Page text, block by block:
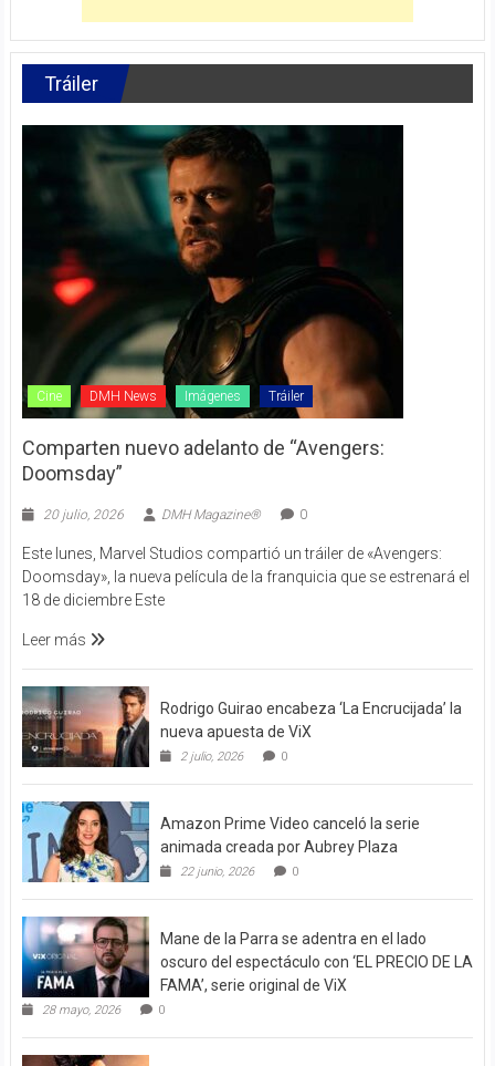
Tráiler
Cine DMH News Imágenes Tráiler
Comparten nuevo adelanto de “Avengers:
Doomsday”
20 julio, 2026 DMH Magazine® 0
Este lunes, Marvel Studios compartió un tráiler de «Avengers:
Doomsday», la nueva película de la franquicia que se estrenará el
18 de diciembre Este
Leer más
Rodrigo Guirao encabeza ‘La Encrucijada’ la
nueva apuesta de ViX
2 julio, 2026 0
Amazon Prime Video canceló la serie
animada creada por Aubrey Plaza
22 junio, 2026 0
Mane de la Parra se adentra en el lado
oscuro del espectáculo con ‘EL PRECIO DE LA
FAMA’, serie original de ViX
28 mayo, 2026 0